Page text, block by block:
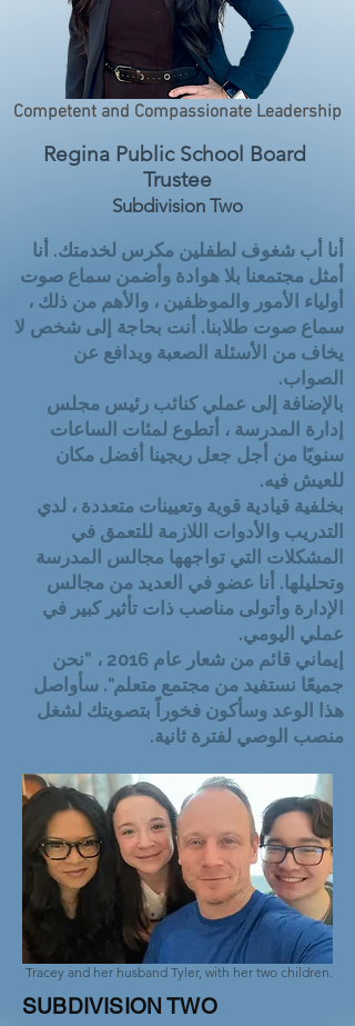
Competent and Compassionate Leadership
Regina Public School Board
Trustee
Subdivision Two
أنا أب شغوف لطفلين مكرس لخدمتك. أنا
أمثل مجتمعنا بلا هوادة وأضمن سماع صوت
أولياء الأمور والموظفين ، والأهم من ذلك ،
سماع صوت طلابنا. أنت بحاجة إلى شخص لا
يخاف من الأسئلة الصعبة ويدافع عن
الصواب.
بالإضافة إلى عملي كنائب رئيس مجلس
إدارة المدرسة ، أتطوع لمئات الساعات
سنويًا من أجل جعل ريجينا أفضل مكان
للعيش فيه.
بخلفية قيادية قوية وتعيينات متعددة ، لدي
التدريب والأدوات اللازمة للتعمق في
المشكلات التي تواجهها مجالس المدرسة
وتحليلها. أنا عضو في العديد من مجالس
الإدارة وأتولى مناصب ذات تأثير كبير في
عملي اليومي.
إيماني قائم من شعار عام 2016 ، "نحن
جميعًا نستفيد من مجتمع متعلم". سأواصل
هذا الوعد وسأكون فخوراً بتصويتك لشغل
منصب الوصي لفترة ثانية.
Tracey and her husband Tyler, with her two children.
SUBDIVISION TWO